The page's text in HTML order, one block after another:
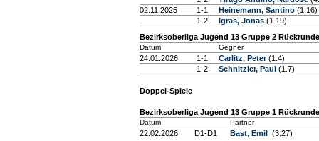
02.11.2025
1-1 Heinemann, Santino (1.16)
1-2
Igras, Jonas (1.19)
Bezirksoberliga Jugend 13 Gruppe 2
Datum Gegner
24.01.2026 1-1 Carlitz, Peter(1.4)
1-2
Schnitzler, Paul (1.7)
Doppel-Spiele
Bezirksoberliga Jugend 13 Gruppe 1
Datum Partner
22.02.2026 D1-D1 Bast, Emil (3.27)